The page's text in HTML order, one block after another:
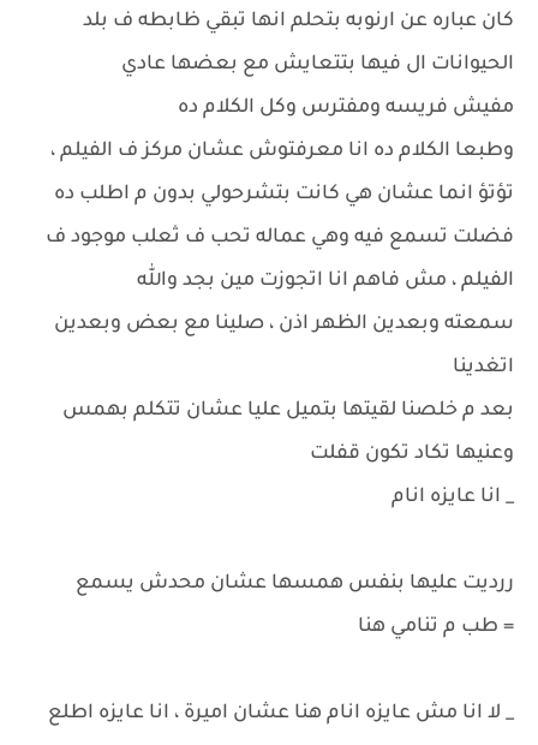
كان عباره عن ارنوبه بتحلم انها تبقي ظابطه ف بلد
الحيوانات ال فيها بتتعايش مع بعضها عادي
مفيش فريسه ومفترس وكل الكلام ده
وطبعا الكلام ده انا معرفتوش عشان مركز ف الفيلم ،
تؤتؤ انما عشان هي كانت بتشرحولي بدون م اطلب ده
فضلت تسمع فيه وهي عماله تحب ف ثعلب موجود ف
الفيلم ، مش فاهم انا اتجوزت مين بجد والله
سمعته وبعدين الظهر اذن ، صلينا مع بعض وبعدين
اتغدينا
بعد م خلصنا لقيتها بتميل عليا عشان تتكلم بهمس
وعنيها تكاد تكون قفلت
_ انا عايزه انام
ررديت عليها بنفس همسها عشان محدش يسمع
= طب م تنامي هنا
_ لا انا مش عايزه انام هنا عشان اميرة ، انا عايزه اطلع